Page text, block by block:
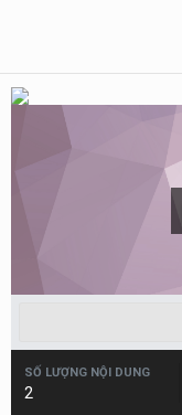
SỐ LƯỢNG NỘI DUNG
2